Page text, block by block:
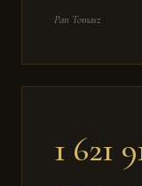
Pan Tomasz
1 621